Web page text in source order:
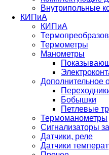
Внутрипольные
КИПиА
КИПиА
Термометры
Манометры
Дополнительное
Бобышки
Петлевые
Термоманометры
Сигнализаторы
Датчики, реле
Датчики